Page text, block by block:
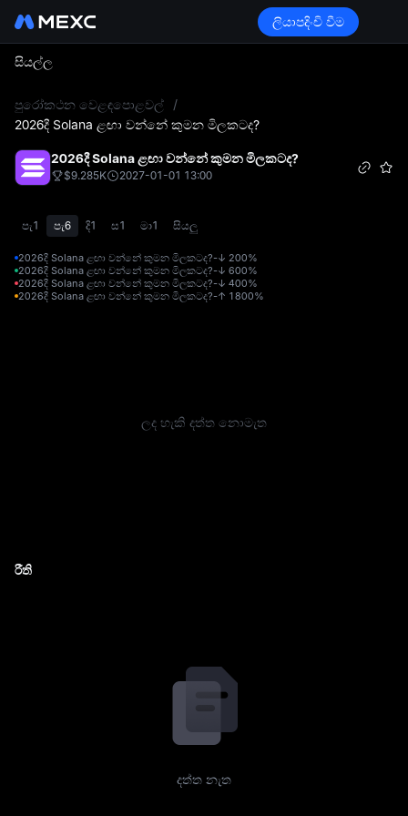
ලියාපදිංචි වීම
සියල්ල
පුරෝකථන වෙළඳපොළවල්
/
2026දී Solana ළඟා වන්නේ කුමන මිලකටද?
2026දී Solana ළඟා වන්නේ කුමන මිලකටද?
$9.285K 2027-01-01 13:00
පැ1 පැ6 දි1 ස1 මා1 සියලු
2026දී Solana ළඟා වන්නේ කුමන මිලකටද?-↓ 200%
2026දී Solana ළඟා වන්නේ කුමන මිලකටද?-↓ 600%
2026දී Solana ළඟා වන්නේ කුමන මිලකටද?-↓ 400%
2026දී Solana ළඟා වන්නේ කුමන මිලකටද?-↑ 1800%
ලද හැකි දත්ත නොමැත
රීති
දත්ත නැත